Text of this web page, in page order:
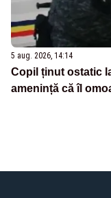
5 aug. 2026, 14:14
Copil ținut ostatic
amenință că îl